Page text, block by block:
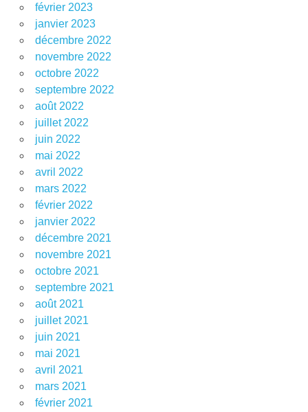
février 2023
janvier 2023
décembre 2022
novembre 2022
octobre 2022
septembre 2022
août 2022
juillet 2022
juin 2022
mai 2022
avril 2022
mars 2022
février 2022
janvier 2022
décembre 2021
novembre 2021
octobre 2021
septembre 2021
août 2021
juillet 2021
juin 2021
mai 2021
avril 2021
mars 2021
février 2021